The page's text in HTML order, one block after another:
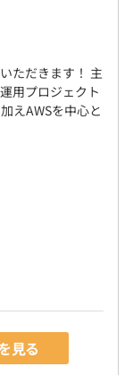
ただきます！ 主
用プロジェクト
えAWSを中心と
見る